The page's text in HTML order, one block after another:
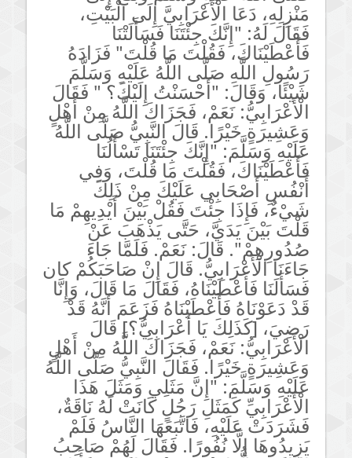
مَنْزِلِهِ، دَعَا الْأَعْرَابِيَّ إِلَى الْبَيْتِ،
فَقَالَ لَهُ: "إِنَّكَ جِئْتَنَا فَسَأَلَتْنَا
فَأَعْطَيْنَاكَ، فَقُلْتَ مَا قُلْتَ" فَزَادَهُ
رَسُولِ اللَّهِ صَلَّى اللَّهُ عَلَيْهِ وَسَلَّمَ
شَيْئًا، وَقَالَ: "أَحْسَنْتُ إِلَيْكَ؟ " فَقَالَ
الْأَعْرَابِيُّ: نَعَمْ، فَجَزَاكَ اللَّهُ مِنْ أَهْلٍ
وَعَشِيرَةٍ خَيْرًا. قَالَ النَّبِيُّ صَلَّى اللَّهُ
عَلَيْهِ وَسَلَّمَ: "إِنَّكَ جِئْتَنَا تَسْأَلُنَا
فَأَعْطَيْنَاكَ، فَقُلْتَ مَا قُلْتَ، وَفِي
أَنْفُسِ أَصْحَابِي عَلَيْكَ مِنْ ذَلِكَ
شَيْءٌ، فَإِذَا جِئْتَ فَقُلْ بَيْنَ أَيْدِيهِمْ مَا
قَلْتَ بَيْنَ يَدَيَّ، حَتَّى يَذْهَبَ عَنْ
صُدُورِهِمْ". قَالَ: نَعَمْ. فَلَمَّا جَاءَ
الْأَعْرَابِيُّ. قَالَ إِنْ صَاحَبَكُمْ كان جَاءَنَا
فَسَأَلَنَا فَأَعْطَيْنَاهُ، فَقَالَ مَا قَالَ، وَإِنَّا
قَدْ دَعَوْنَاهُ فَأَعْطَيْنَاهُ فَزَعَمَ أَنَّهُ قَدْ
رَضِيَ، [كَذَلِكَ يَا أَعْرَابِيُّ؟] قَالَ
الْأَعْرَابِيُّ: نَعَمْ، فَجَزَاكَ اللَّهُ مِنْ أَهْلٍ
وَعَشِيرَةٍ خَيْرًا. فَقَالَ النَّبِيُّ صَلَّى اللَّهُ
عَلَيْهِ وَسَلَّمَ: "إِنَّ مَثَلِي وَمَثَلَ هَذَا
الْأَعْرَابِيِّ كَمَثَلِ رَجُلٍ كَانَتْ لَهُ نَاقَةٌ،
فَشَرَدَتْ عَلَيْهِ، فَاتَّبَعَهَا النَّاسُ فَلَمْ
يَزِيدُوهَا إِلَّا نُفُورًا. فَقَالَ لَهُمْ صَاحِبُ